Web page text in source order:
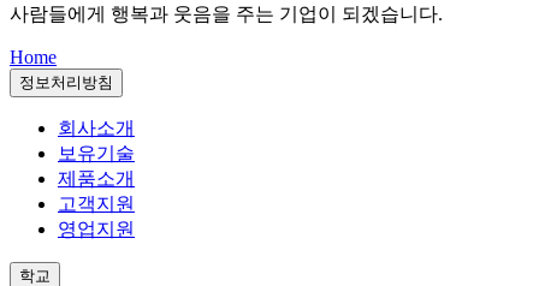
사람들에게 행복과 웃음을 주는 기업이 되겠습니다.
Home
정보처리방침
회사소개
보유기술
제품소개
고객지원
영업지원
학교